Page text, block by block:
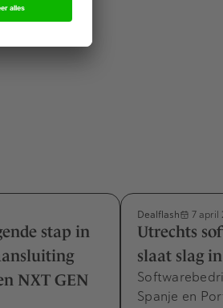
stap in
NXT GEN
Dealflash 7 april
Utrechts
slaat slag in
Spanje en